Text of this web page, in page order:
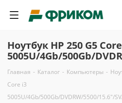
Ноутбук HP 250 G5
Главная - Каталог - Компьютеры -
Core i3
5005U/4Gb/500Gb/DVDRW/5500/15.6"/